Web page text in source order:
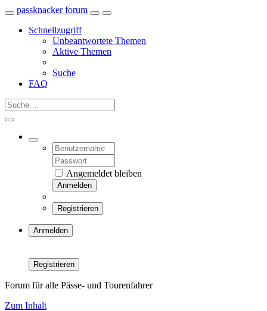
passknacker forum
Schnellzugriff
Unbeantwortete Themen
Aktive Themen
Suche
FAQ
Angemeldet bleiben
Anmelden
Registrieren
Anmelden
Registrieren
Forum für alle Pässe- und Tourenfahrer
Zum Inhalt